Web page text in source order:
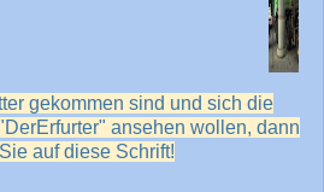
gekommen sind und sich die
ansehen wollen, dann
auf diese Schrift!